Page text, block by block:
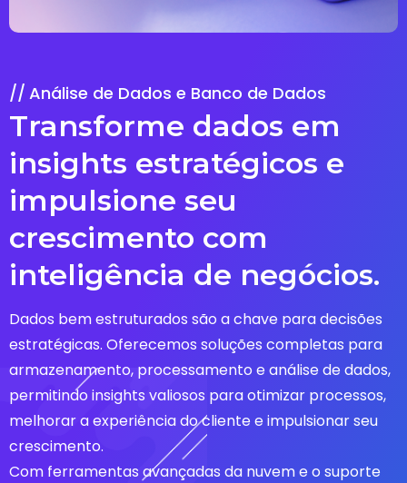
Análise de Dados e Banco de Dados
Transforme dados em
insights estratégicos e
impulsione seu
crescimento com
inteligência de negócios.
Dados bem estruturados são a chave para decisões
estratégicas. Oferecemos soluções completas para
armazenamento, processamento e análise de dados,
permitindo insights valiosos para otimizar processos,
melhorar a experiência do cliente e impulsionar seu
crescimento.
Com ferramentas avançadas da nuvem e o suporte